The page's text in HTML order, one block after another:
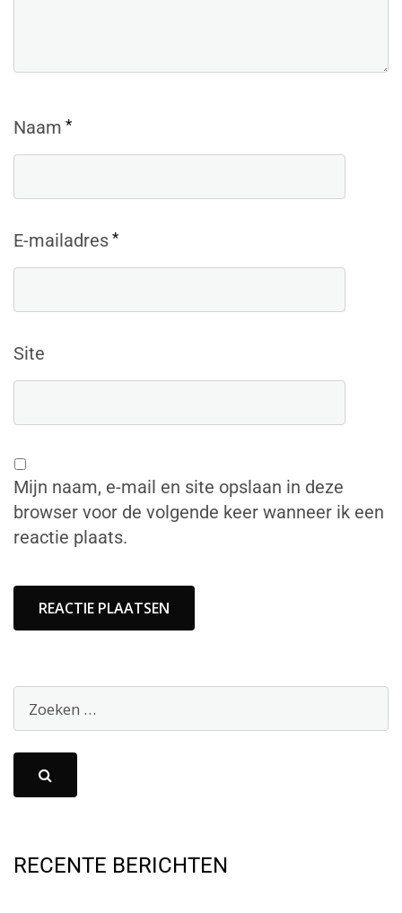
Naam *
E-mailadres *
Site
Mijn naam, e-mail en site opslaan in deze
browser voor de volgende keer wanneer ik een
reactie plaats.
RECENTE BERICHTEN